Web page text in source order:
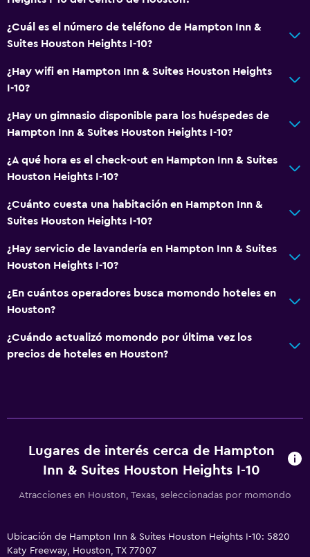
Secador de pelo
Aseo
Baño privado
Salud y seguridad
Limpieza diaria
Botiquín de primeros auxilios
Cámaras CCTV en zonas comunes
Caja fuerte
Sistema de entretenimiento
TV de pantalla plana
Lavandería
Despertador
Sofá cama
Fax/fotocopiadora
Escritorio
¿Cuál es el número de teléfono de Hampton Inn &
Suites Houston Heights I-10?
¿Hay wifi en Hampton Inn & Suites Houston Heights
I-10?
¿Hay un gimnasio disponible para los huéspedes de
Hampton Inn & Suites Houston Heights I-10?
¿A qué hora es el check-out en Hampton Inn & Suites
Houston Heights I-10?
¿Cuánto cuesta una habitación en Hampton Inn &
Suites Houston Heights I-10?
¿Hay servicio de lavandería en Hampton Inn & Suites
Houston Heights I-10?
¿En cuántos operadores busca momondo hoteles en
Houston?
¿Cuándo actualizó momondo por última vez los
precios de hoteles en Houston?
Lugares de interés cerca de Hampton
Inn & Suites Houston Heights I-10
Atracciones en Houston, Texas, seleccionadas por momondo
Ubicación de Hampton Inn & Suites Houston Heights I-10: 5820
Katy Freeway, Houston, TX 77007